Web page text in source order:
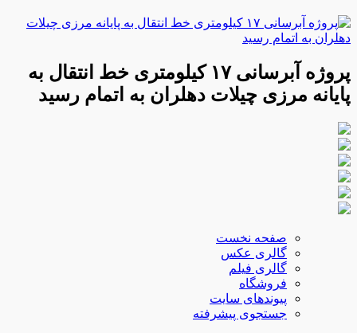
پروژه آبرسانی ۱۷ کیلومتری خط انتقال به
پایانه مرزی چیلات دهلران به اتمام رسید
صفحه نخست
گالری عکس
گالری فیلم
فروشگاه
پیوندهای سایت
جستجوی پیشرفته